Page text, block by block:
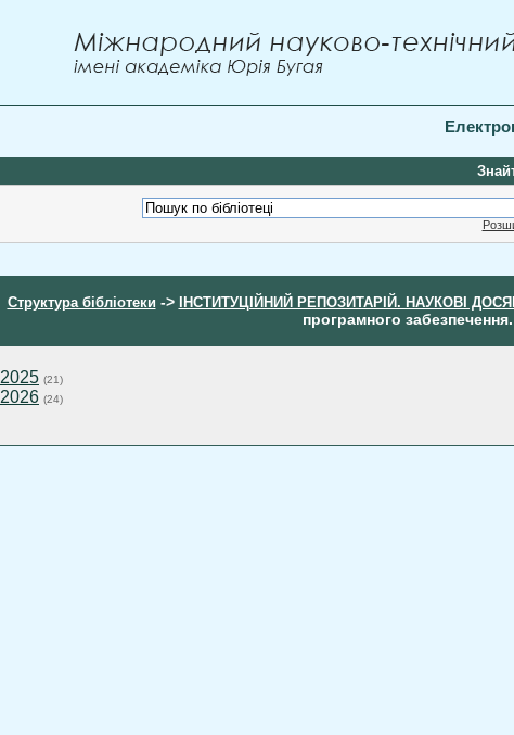
Структура бібліотеки -> ІНСТИТУЦІЙНИЙ РЕПОЗИТАРІЙ. НАУКОВІ
програмного
2025 (21)
2026 (24)